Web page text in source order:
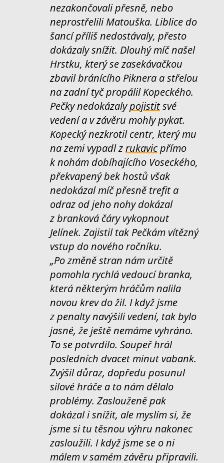
nezakončovali přesně, nebo
neprostřelili Matouška. Liblice do
šancí příliš nedostávaly, přesto
dokázaly snížit. Dlouhý míč našel
Hrstku, který se zasekávačkou
zbavil bránícího Piknera a střelou
na zadní tyč propálil Kopeckého.
Pečky nedokázalypojistitsvé
vedení a v závěru mohly pykat.
Kopecký nezkrotil centr, který mu
na zemi vypadl zrukavicpřímo
k nohám dobíhajícího Voseckého,
překvapený bek hostů však
nedokázal míč přesně trefit a
odraz od jeho nohy dokázal
z branková čáry vykopnout
Jelínek. Zajistil tak Pečkám vítězný
vstup do nového ročníku.
„Po změně stran nám určitě
pomohla rychlá vedoucí branka,
která některým hráčům nalila
novou krev do žil. I když jsme
z penalty navýšili vedení, tak bylo
jasné, že ještě nemáme vyhráno.
To se potvrdilo. Soupeř hrál
posledních dvacet minut vabank.
Zvýšil důraz, dopředu posunul
silové hráče a to nám dělalo
problémy. Zaslouženě pak
dokázal i snížit, ale myslím si, že
jsme si tu těsnou výhru nakonec
zasloužili. I když jsme se o ni
málem v samém závěru připravili.